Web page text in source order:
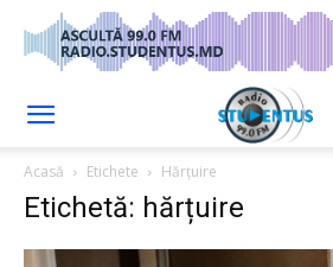
Acasă Etichete Hărțuire
Etichetă: hărțuire